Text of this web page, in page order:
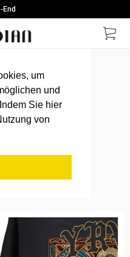
um
und
Sie hier
von
End